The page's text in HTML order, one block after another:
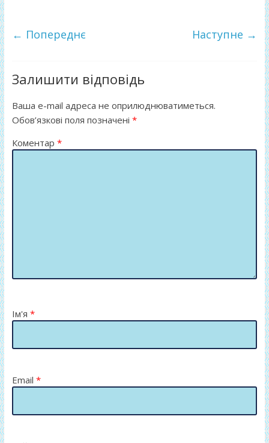
b
o
k
er л
т
и
ся
← Попереднє Наступне →
Залишити відповідь
Ваша e-mail адреса не оприлюднюватиметься.
Обов’язкові поля позначені *
Коментар *
Ім'я *
Email *